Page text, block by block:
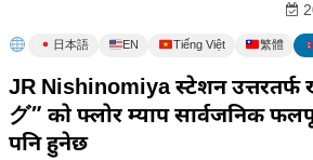
日本語 EN Tiếng Việt 繁體
JR Nishinomiya स्टेशन
グ” को फ्लोर म्याप सार्वजनिक
पनि हुनेछ